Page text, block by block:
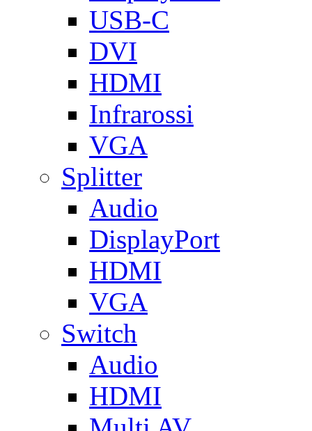
USB-C
DVI
HDMI
Infrarossi
VGA
Splitter
Audio
DisplayPort
HDMI
VGA
Switch
Audio
HDMI